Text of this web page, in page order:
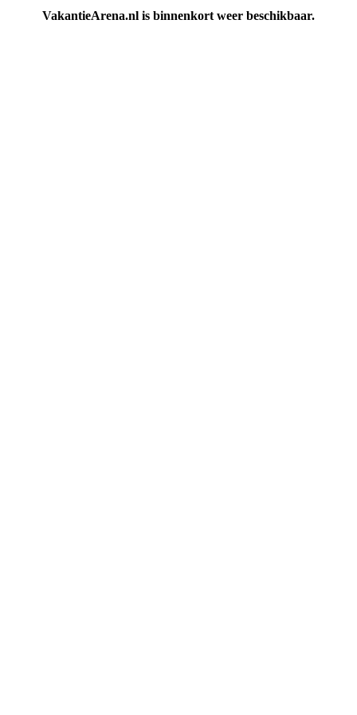
VakantieArena.nl is binnenkort weer beschikbaar.